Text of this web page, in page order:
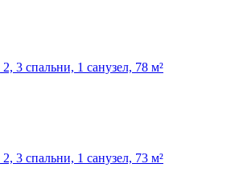
3 спальни, 1 санузел, 78 м²
3 спальни, 1 санузел, 73 м²